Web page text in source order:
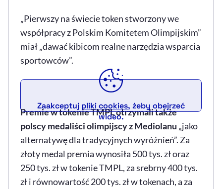
„Pierwszy na świecie token stworzony we
współpracy z Polskim Komitetem Olimpijskim”
miał „dawać kibicom realne narzędzia wsparcia
sportowców”.
Zaakceptuj pliki cookies, żeby obejrzeć
wideo.
Premie w tokenie TMPL otrzymali także
polscy medaliści olimpijscy z Mediolanu „jako
alternatywę dla tradycyjnych wyróżnień”. Za
złoty medal premia wynosiła 500 tys. zł oraz
250 tys. zł w tokenie TMPL, za srebrny 400 tys.
zł i równowartość 200 tys. zł w tokenach, a za